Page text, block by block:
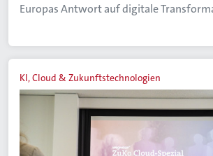
Europas Antwort auf digitale
KI, Cloud & Zukunftstechnologien